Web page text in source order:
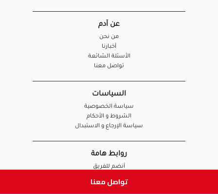
تواصل معنا
عن آدم
من نحن
أخبارنا
الأسئلة الشائعة
تواصل معنا
السياسات
سياسة الخصوصية
الشروط و الأحكام
سياسة الإرجاع و الاستبدال
روابط هامة
أنضم للفريق
الصيدلي